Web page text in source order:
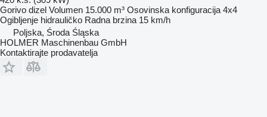
Gorivo dizel Volumen 15.000 m³ Osovinska konfiguracija 4x4
Ogibljenje hidrauličko Radna brzina 15 km/h
Poljska, Środa Śląska
HOLMER Maschinenbau GmbH
Kontaktirajte prodavatelja